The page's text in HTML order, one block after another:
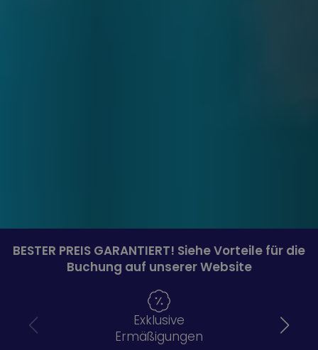
BESTER PREIS GARANTIERT! Siehe Vorteile für die
Buchung auf unserer Website
Exklusive
Ermäßigungen